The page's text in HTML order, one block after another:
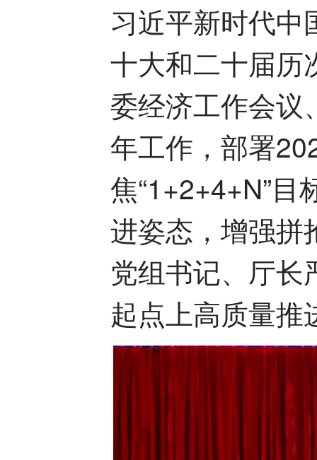
习近平新时代中
十大和二十届历
委经济工作会议
年工作，部署
焦“1+2+4+N”
进姿态，增强拼
党组书记、厅长
起点上高质量推